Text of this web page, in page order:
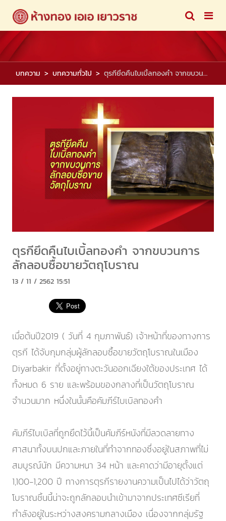
บทความ บทความทั่วไป ตุรกียึดคืนไบเบิ้ลทองคำ จากขบวนการลักลอบซื้อขายวัตถุโบราณ
ตุรกียึดคืนไบเบิ้ลทองคำ จากขบวนการ
ลักลอบซื้อขายวัตถุโบราณ
13 / 11 / 2562 15:51
เมื่อต้นปี2019 ( วันที่ 4 กุมภาพันธ์) เจ้าหน้าที่ของทางการ
ตุรกี ได้จับกุมกลุ่มผู้ลักลอบซื้อขายวัตถุโบราณในเมือง
Diyarbakir ที่ตั้งอยู่ทางตะวันออกเฉียงใต้ของประเทศ ได้
ทั้งหมด 6 ราย และพร้อมของกลางที่เป็นวัตถุโบราณ
จำนวนมาก หนึ่งในนั้นคือคัมภีร์ไบเบิลทองคำ
คัมภีร์ไบเบิลที่ถูกยึดไว้นี้เป็นคัมภีร์หนังที่มีลวดลายทาง
ศาสนาทั้งบนปกและภายในที่ทำจากทองซึ่งอยู่ในสภาพที่ไม่
สมบูรณ์นัก มีความหนา 34 หน้า และคาดว่ามีอายุตั้งแต่
1,100-1,200 ปี ทางการตุรกีรายงานความเป็นไปได้ว่าวัตถุ
โบราณชิ้นนี้น่าจะถูกลักลอบนำเข้ามาจากประเทศซีเรียที่
กำลังอยู่ในระหว่างสงครามกลางเมือง เนื่องจากกลุ่มรัฐ